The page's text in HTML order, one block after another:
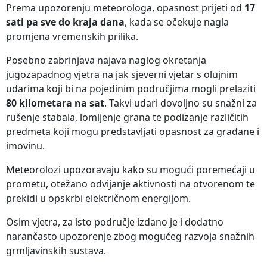
Prema upozorenju meteorologa, opasnost prijeti od 17
sati pa sve do kraja dana, kada se očekuje nagla
promjena vremenskih prilika.
Posebno zabrinjava najava naglog okretanja
jugozapadnog vjetra na jak sjeverni vjetar s olujnim
udarima koji bi na pojedinim područjima mogli prelaziti
80 kilometara na sat. Takvi udari dovoljno su snažni za
rušenje stabala, lomljenje grana te podizanje različitih
predmeta koji mogu predstavljati opasnost za građane i
imovinu.
Meteorolozi upozoravaju kako su mogući poremećaji u
prometu, otežano odvijanje aktivnosti na otvorenom te
prekidi u opskrbi električnom energijom.
Osim vjetra, za isto područje izdano je i dodatno
narančasto upozorenje zbog mogućeg razvoja snažnih
grmljavinskih sustava.